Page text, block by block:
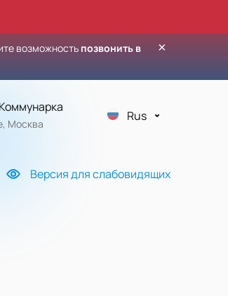
возможность позвонить в
×
Москва
Rus
Версия для слабовидящих